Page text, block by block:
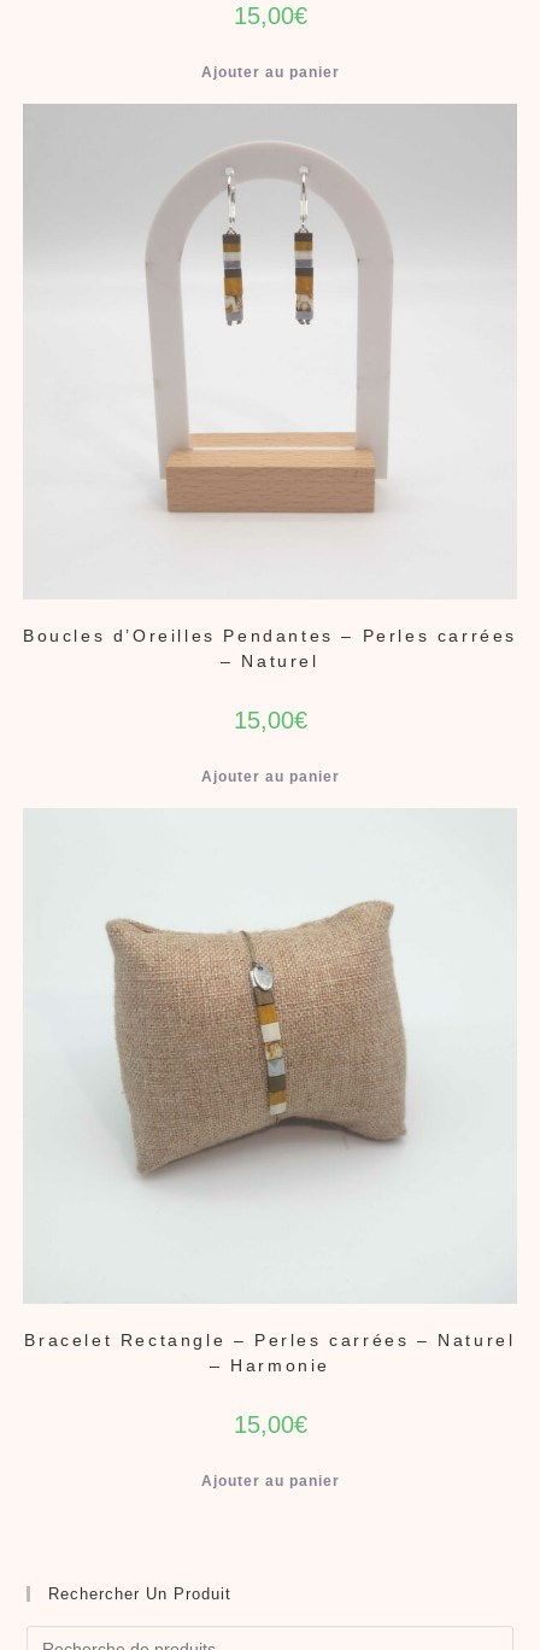
15,00€
Ajouter au panier
Boucles d’Oreilles Pendantes – Perles carrées
– Naturel
15,00€
Ajouter au panier
Bracelet Rectangle – Perles carrées – Naturel
– Harmonie
15,00€
Ajouter au panier
Rechercher Un Produit